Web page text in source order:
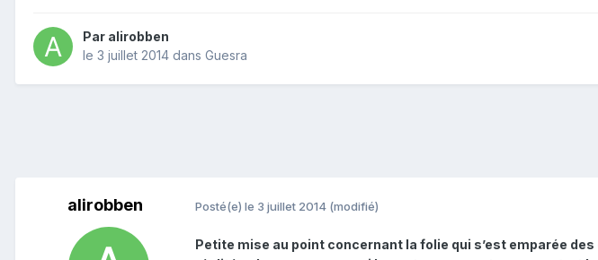
Par alirobben
le 3 juillet 2014 dans Guesra
alirobben Posté(e) le 3 juillet 2014 (modifié)
Petite mise au point concernant la folie qui s’est emparée